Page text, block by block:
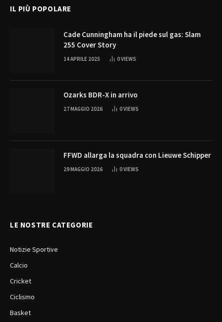
IL PIÙ POPOLARE
Cade Cunningham ha il piede sul gas: Slam
255 Cover Story
14 APRILE 2025 0VIEWS
Ozarks BDR-X in arrivo
27 MAGGIO 2026 0VIEWS
FFWD allarga la squadra con Lieuwe Schipper
29 MAGGIO 2026 0VIEWS
LE NOSTRE CATEGORIE
Notizie Sportive
Calcio
Cricket
Ciclismo
Basket